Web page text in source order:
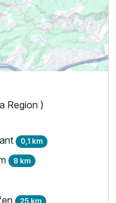
Region )
0,1 km
8 km
25 km